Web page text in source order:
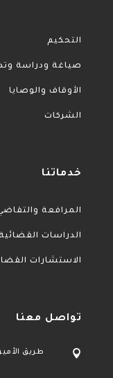
التحكيم
صياغة ودراسة
الأوقاف والوصايا
الشركات
خدماتنا
المرافعة
الدراسات
الاستشارات
تواصل معنا
 طريق الأمير